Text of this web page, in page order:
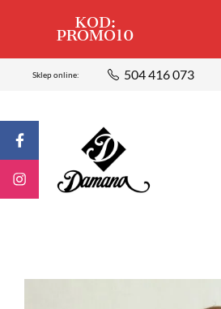
KOD:
PROMO10
Sklep online: 504 416 073